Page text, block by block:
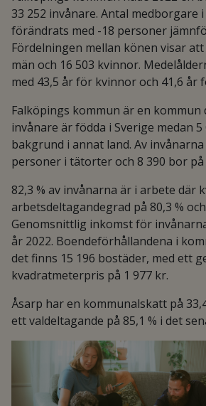
33 252 invånare. Antal medborgare
förändrats med -18 personer
Fördelningen mellan könen visar
män och 16 503 kvinnor.
med 43,5 år för kvinnor och 41,6 år
Falköpings kommun är en kommun
invånare är födda i Sverige medan 5
bakgrund i annat land. Av
personer i tätorter och 8 390 bor på
82,3 % av invånarna är i arbete där
arbetsdeltagandegrad på 80,3 %
Genomsnittlig inkomst för
år 2022. Boendeförhållandena i
det finns 15 196 bostäder, med ett
kvadratmeterpris på 1 977 kr.
Åsarp har en kommunalskatt på
ett valdeltagande på 85,1 % i det